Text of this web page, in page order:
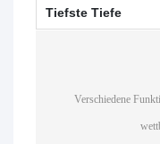
Tiefste Tiefe
Verschiedene